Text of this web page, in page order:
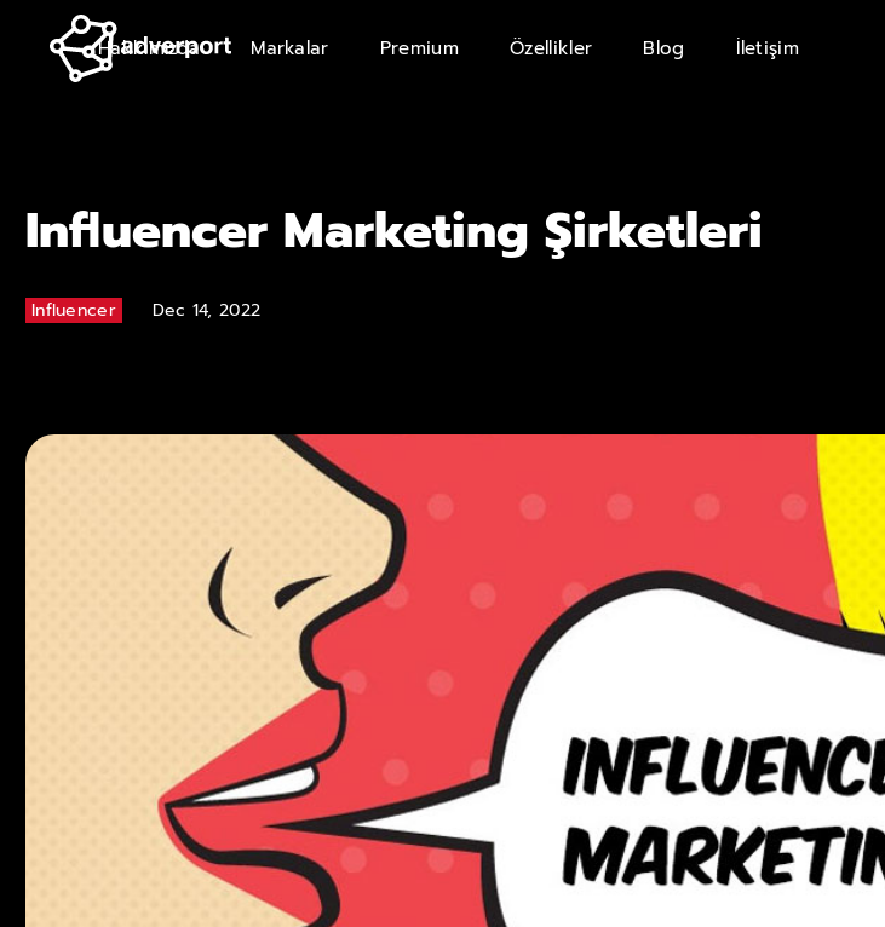
Hakkımızda Markalar Premium Özellikler Blog İletişim
Influencer Marketing Şirketleri
Influencer Dec 14, 2022